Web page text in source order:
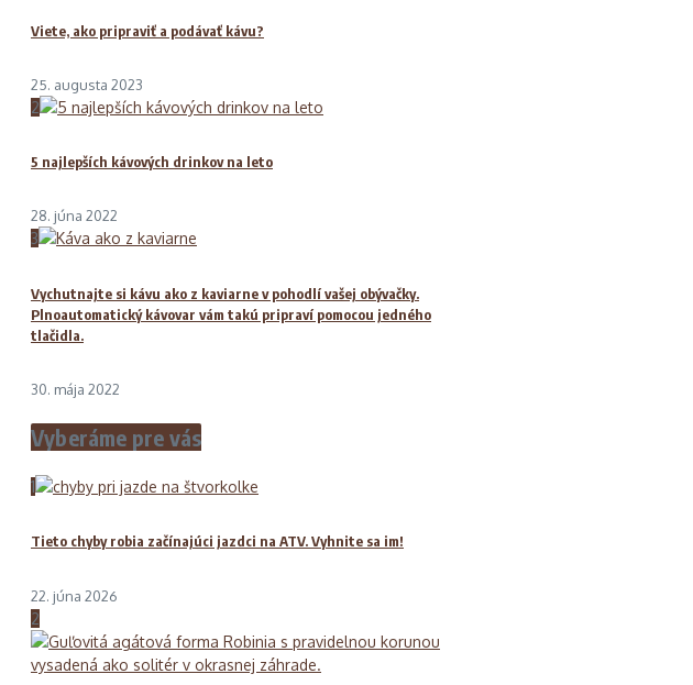
Viete, ako pripraviť a podávať kávu?
25. augusta 2023
2
5 najlepších kávových drinkov na leto
28. júna 2022
3
Vychutnajte si kávu ako z kaviarne v pohodlí vašej obývačky.
Plnoautomatický kávovar vám takú pripraví pomocou jedného
tlačidla.
30. mája 2022
Vyberáme pre vás
1
Tieto chyby robia začínajúci jazdci na ATV. Vyhnite sa im!
22. júna 2026
2